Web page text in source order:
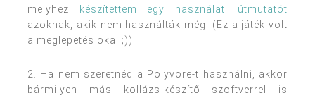
melyhez
készítettem egy használati útmutatót
azoknak, akik nem használták még. (Ez a játék volt
a meglepetés oka. ;))
2. Ha nem szeretnéd a Polyvore-t használni, akkor
bármilyen más kollázs-készítő szoftverrel is